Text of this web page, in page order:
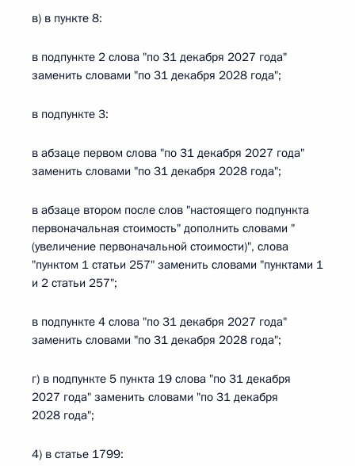
в) в пункте 8:
в подпункте 2 слова "по 31 декабря 2027 года"
заменить словами "по 31 декабря 2028 года";
в подпункте 3:
в абзаце первом слова "по 31 декабря 2027 года"
заменить словами "по 31 декабря 2028 года";
в абзаце втором после слов "настоящего подпункта
первоначальная стоимость" дополнить словами "
(увеличение первоначальной стоимости)", слова
"пунктом 1 статьи 257" заменить словами "пунктами 1
и 2 статьи 257";
в подпункте 4 слова "по 31 декабря 2027 года"
заменить словами "по 31 декабря 2028 года";
г) в подпункте 5 пункта 19 слова "по 31 декабря
2027 года" заменить словами "по 31 декабря
2028 года";
4) в статье 1799: